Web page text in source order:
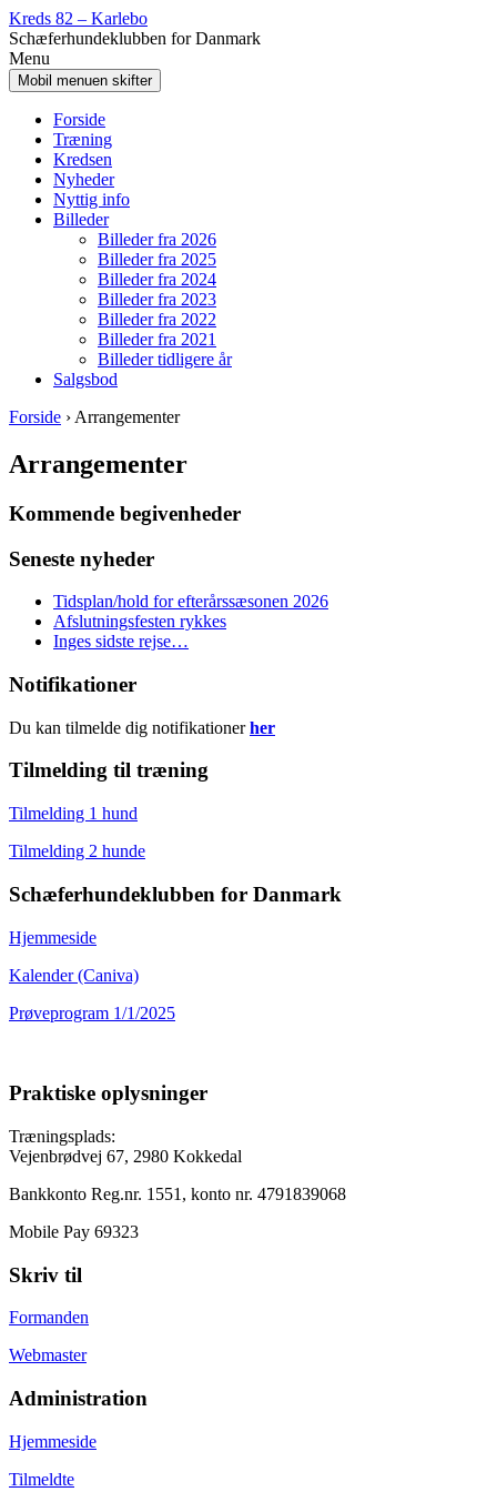
Spring
til
indhold
Gå
til
Hovedmenu
Kreds 82 – Karlebo
Schæferhundeklubben for Danmark
Menu
Mobil menuen skifter
Forside
Træning
Kredsen
Nyheder
Nyttig info
Billeder
Billeder fra 2026
Billeder fra 2025
Billeder fra 2024
Billeder fra 2023
Billeder fra 2022
Billeder fra 2021
Billeder tidligere år
Salgsbod
Forside › Arrangementer
Arrangementer
Kommende begivenheder
Seneste nyheder
Tidsplan/hold for efterårssæsonen 2026
Afslutningsfesten rykkes
Inges sidste rejse…
Notifikationer
Du kan tilmelde dig notifikationerher
Tilmelding til træning
Tilmelding 1 hund
Tilmelding 2 hunde
Schæferhundeklubben for Danmark
Hjemmeside
Kalender (Caniva)
Prøveprogram 1/1/2025
Praktiske oplysninger
Træningsplads:
Vejenbrødvej 67, 2980 Kokkedal
Bankkonto Reg.nr. 1551, konto nr. 4791839068
Mobile Pay 69323
Skriv til
Formanden
Webmaster
Administration
Hjemmeside
Tilmeldte